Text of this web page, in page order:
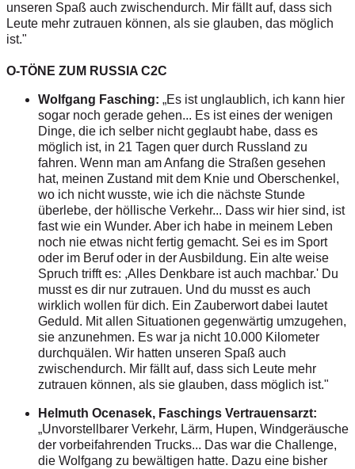
unseren Spaß auch zwischendurch. Mir fällt auf, dass sich
Leute mehr zutrauen können, als sie glauben, das möglich
ist."
O-TÖNE ZUM RUSSIA C2C
Wolfgang Fasching: „Es ist unglaublich, ich kann hier
sogar noch gerade gehen... Es ist eines der wenigen
Dinge, die ich selber nicht geglaubt habe, dass es
möglich ist, in 21 Tagen quer durch Russland zu
fahren. Wenn man am Anfang die Straßen gesehen
hat, meinen Zustand mit dem Knie und Oberschenkel,
wo ich nicht wusste, wie ich die nächste Stunde
überlebe, der höllische Verkehr... Dass wir hier sind, ist
fast wie ein Wunder. Aber ich habe in meinem Leben
noch nie etwas nicht fertig gemacht. Sei es im Sport
oder im Beruf oder in der Ausbildung. Ein alte weise
Spruch trifft es: ,Alles Denkbare ist auch machbar.' Du
musst es dir nur zutrauen. Und du musst es auch
wirklich wollen für dich. Ein Zauberwort dabei lautet
Geduld. Mit allen Situationen gegenwärtig umzugehen,
sie anzunehmen. Es war ja nicht 10.000 Kilometer
durchquälen. Wir hatten unseren Spaß auch
zwischendurch. Mir fällt auf, dass sich Leute mehr
zutrauen können, als sie glauben, dass möglich ist."
Helmuth Ocenasek, Faschings Vertrauensarzt:
„Unvorstellbarer Verkehr, Lärm, Hupen, Windgeräusche
der vorbeifahrenden Trucks... Das war die Challenge,
die Wolfgang zu bewältigen hatte. Dazu eine bisher